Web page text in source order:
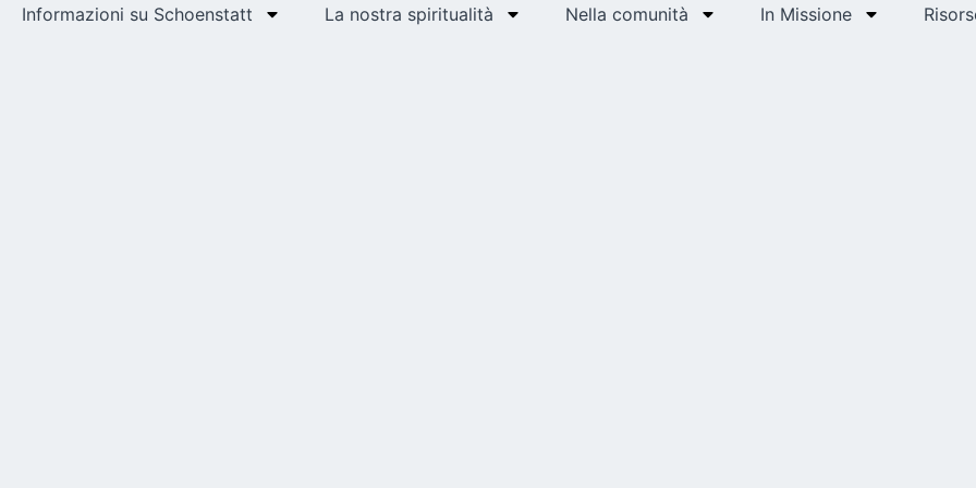
Informazioni su Schoenstatt La nostra spiritualità Nella comunità In Missione